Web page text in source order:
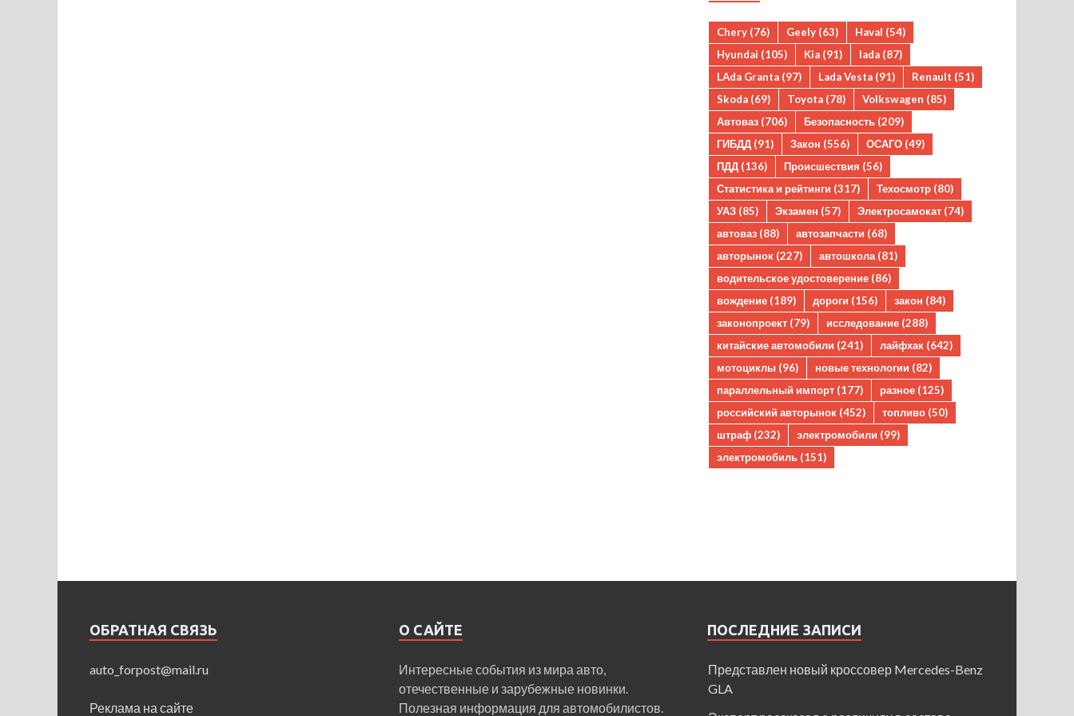
Chery (76) Geely (63) Haval (54)
Hyundai (105) Kia (91) lada (87)
LAda Granta (97) Lada Vesta (91) Renault (51)
Skoda (69) Toyota (78) Volkswagen (85)
Автоваз (706) Безопасность (209)
ГИБДД (91) Закон (556) ОСАГО (49)
ПДД (136) Происшествия (56)
Статистика и рейтинги (317) Техосмотр (80)
УАЗ (85) Экзамен (57) Электросамокат (74)
автоваз (88) автозапчасти (68)
авторынок (227) автошкола (81)
водительское удостоверение (86)
вождение (189) дороги (156) закон (84)
законопроект (79) исследование (288)
китайские автомобили (241) лайфхак (642)
мотоциклы (96) новые технологии (82)
параллельный импорт (177) разное (125)
российский авторынок (452) топливо (50)
штраф (232) электромобили (99)
электромобиль (151)
ОБРАТНАЯ СВЯЗЬ
auto_forpost@mail.ru
Реклама на сайте
О САЙТЕ
Интересные события из мира авто,
отечественные и зарубежные новинки.
Полезная информация для автомобилистов.
ПОСЛЕДНИЕ ЗАПИСИ
Представлен новый кроссовер Mercedes-Benz
GLA